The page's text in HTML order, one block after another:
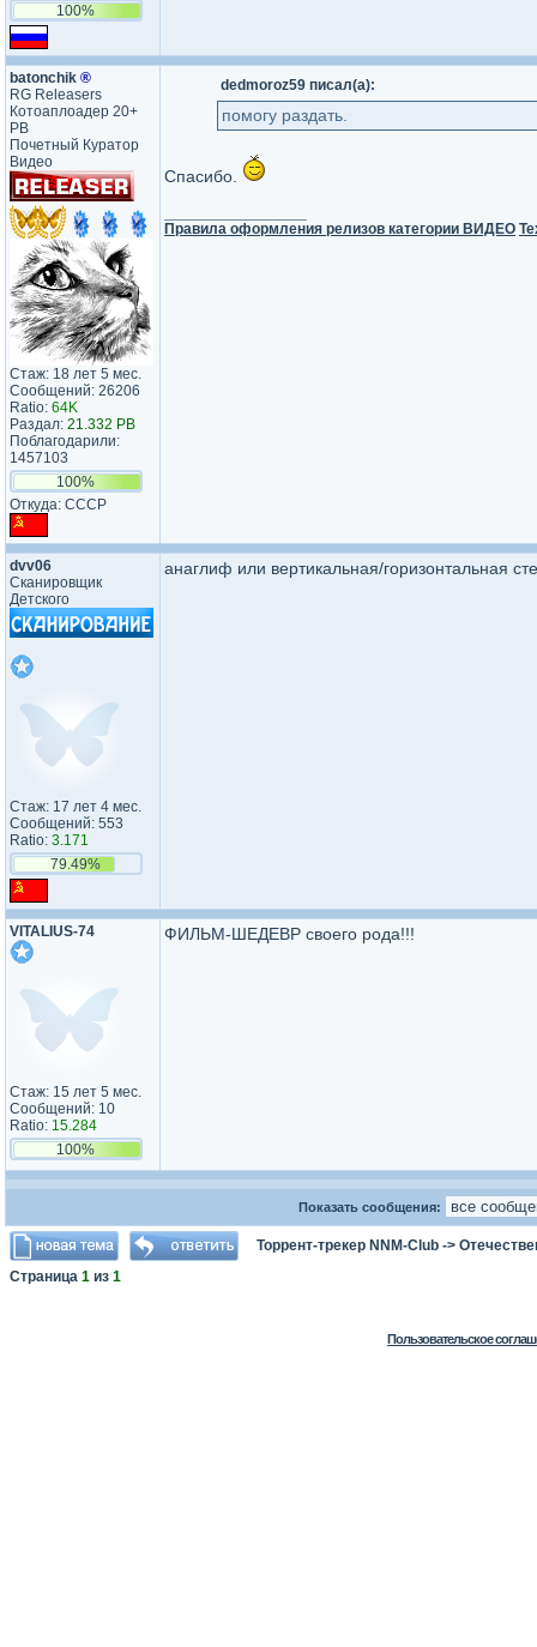
100%
batonchik ®
RG Releasers
Котоаплоадер 20+
PB
Почетный Куратор
Видео
Стаж: 18 лет 5 мес.
Сообщений: 26206
Ratio: 64K
Раздал: 21.332 PB
Поблагодарили:
1457103
100%
Откуда: СССР
dedmoroz59 писал(а):
помогу раздать.
Спасибо.
Правила оформления релизов категории ВИДЕО
dvv06
Сканировщик
Детского
Стаж: 17 лет 4 мес.
Сообщений: 553
Ratio: 3.171
79.49%
анаглиф или вертикальная/горизонтальная
VITALIUS-74
Стаж: 15 лет 5 мес.
Сообщений: 10
Ratio: 15.284
100%
ФИЛЬМ-ШЕДЕВР своего рода!!!
Показать сообщения:
Торрент-трекер NNM-Club ->
Страница 1 из 1
Пользовательское